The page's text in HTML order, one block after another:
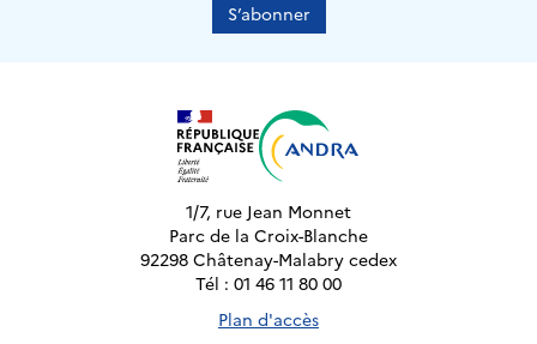
S’abonner
1/7, rue Jean Monnet
Parc de la Croix-Blanche
92298 Châtenay-Malabry cedex
Tél : 01 46 11 80 00
Plan d'accès